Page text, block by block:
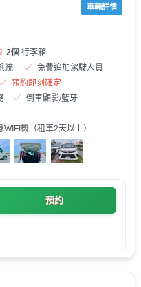
車輛詳情
2個 行李箱
統
免費追加駕駛人員
預約即刻確定
倒車顯影/藍牙
機（租車2天以上）
預約